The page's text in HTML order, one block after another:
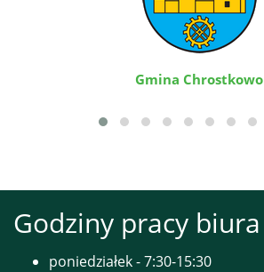
Gmina Chrostkowo
Godziny pracy biura
poniedziałek - 7:30-15:30